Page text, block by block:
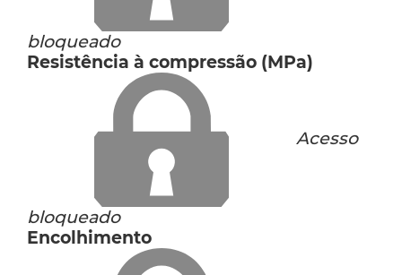
bloqueado
Resistência à compressão (MPa)
Acesso
bloqueado
Encolhimento